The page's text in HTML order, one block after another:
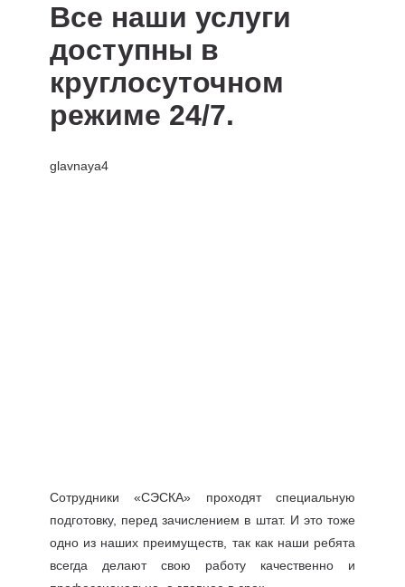
Все наши услуги
доступны в
круглосуточном
режиме 24/7.
Сотрудники «СЭСКА» проходят специальную
подготовку, перед зачислением в штат. И это тоже
одно из наших преимуществ, так как наши ребята
всегда делают свою работу качественно и